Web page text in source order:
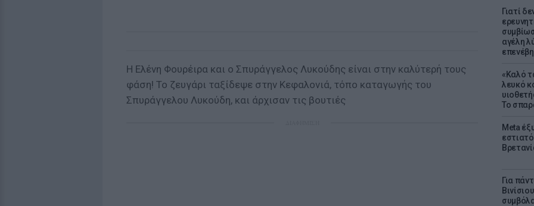
Γιατί
αγέλη
επενέβη
«Καλό
λευκό
Το
Meta
Για
Η Ελένη Φουρέιρα και ο Σπυράγγελος Λυκούδης είναι στην καλύτερή τους
φάση! Το ζευγάρι ταξίδεψε στην Κεφαλονιά, τόπο καταγωγής του
Σπυράγγελου Λυκούδη, και άρχισαν τις βουτιές